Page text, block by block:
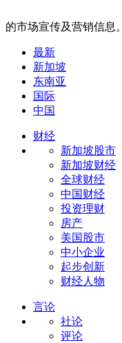
的市场宣传及营销信息。
最新
新加坡
东南亚
国际
中国
财经
新加坡股市
新加坡财经
全球财经
中国财经
投资理财
房产
美国股市
中小企业
起步创新
财经人物
言论
社论
评论